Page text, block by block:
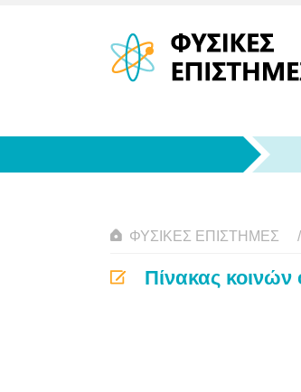
ΦΥΣΙΚΈΣ ΕΠΙΣΤΉΜΕΣ
Πίνακας